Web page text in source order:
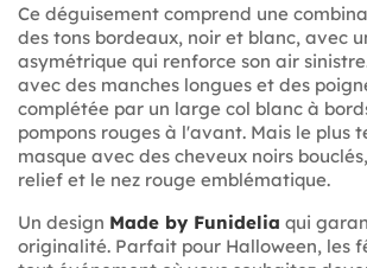
Ce déguisement comprend une
des tons bordeaux, noir et blanc, avec
asymétrique qui renforce son air
avec des manches longues et des
complétée par un large col blanc à
pompons rouges à l'avant. Mais le plus
masque avec des cheveux noirs
relief et le nez rouge emblématique.
Un design Made by Funidelia qui
originalité. Parfait pour Halloween, les